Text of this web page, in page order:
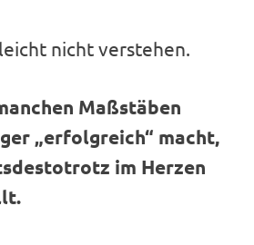
nicht verstehen.
Maßstäben
„erfolgreich“ macht,
im Herzen